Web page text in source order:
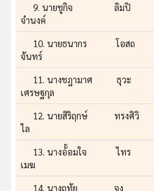
9. นายชูกิจ ลิมปิ
จำนงค์
10. นายธนากร โอสถ
จันทร์
11. นางชฎามาศ ธุวะ
เศรษฐกุล
12. นายสิริฤกษ์ ทรงศิวิ
ไล
13. นางอ้้อมใจ ไทร
เมฆ
14. นางฤทัย จง